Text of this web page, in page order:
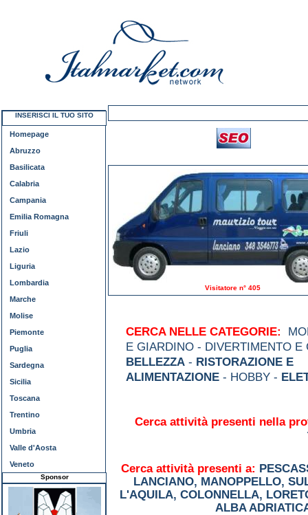
Visitatore n° 405
CERCA NELLE CATEGORIE:
E GIARDINO - DIVERTIMENTO
BELLEZZA - RISTORAZIONE E
ALIMENTAZIONE - HOBBY -
Cerca attività presenti nella
Cerca attività presenti a:
LANCIANO, MANOPPELLO,
L'AQUILA, COLONNELLA,
ALBA
INSERISCI IL TUO SITO
Homepage
Abruzzo
Basilicata
Calabria
Campania
Emilia Romagna
Friuli
Lazio
Liguria
Lombardia
Marche
Molise
Piemonte
Puglia
Sardegna
Sicilia
Toscana
Trentino
Umbria
Valle d'Aosta
Veneto
Sponsor